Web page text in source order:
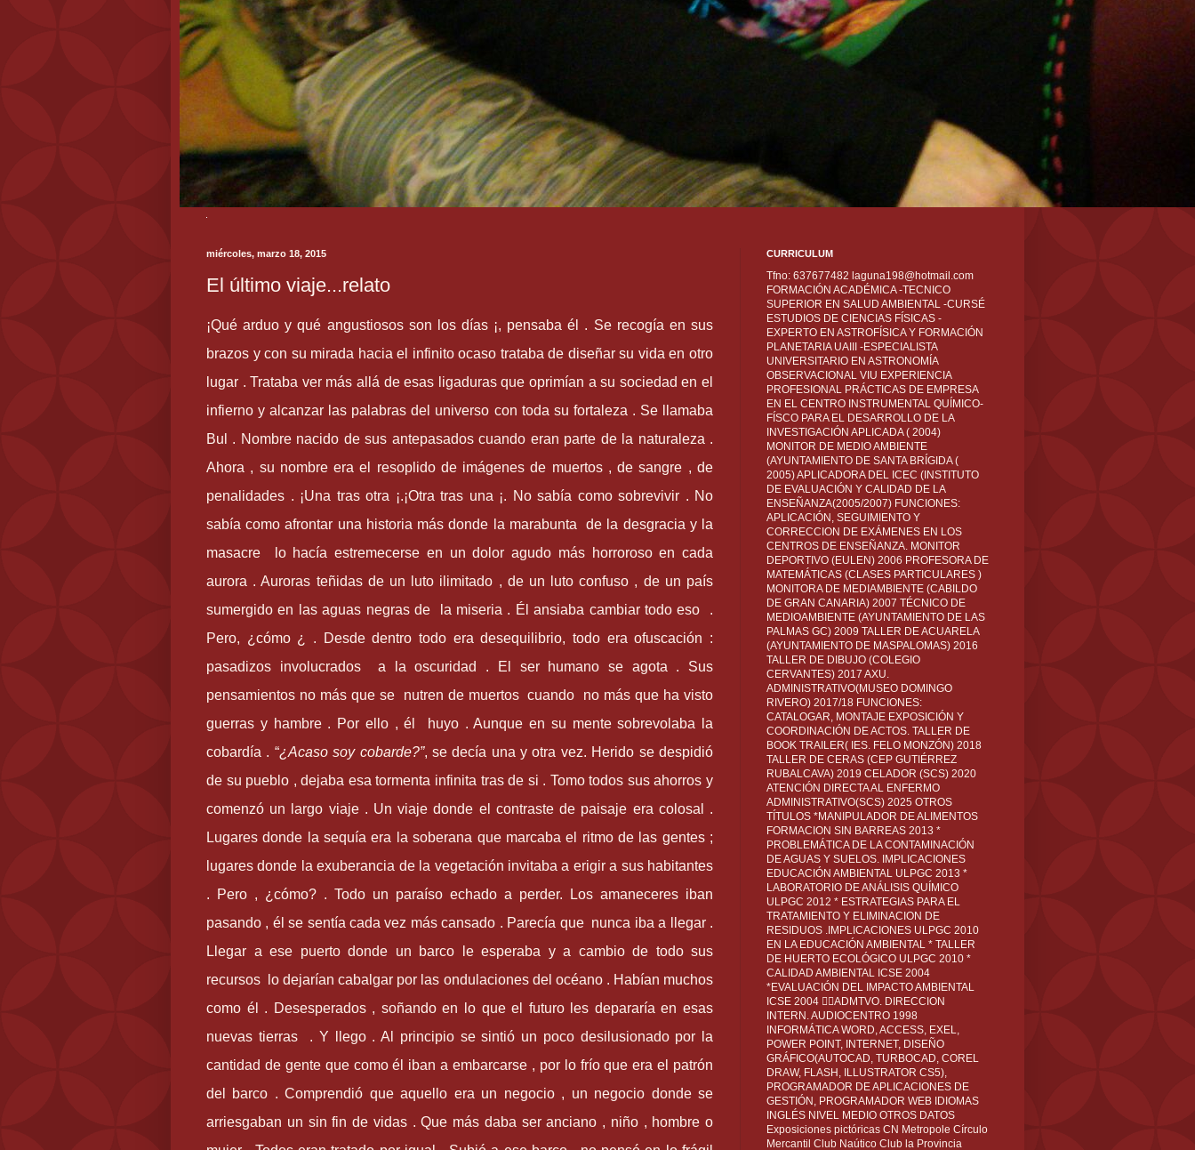
miércoles, marzo 18, 2015
El último viaje...relato
¡Qué arduo y qué angustiosos son los días ¡, pensaba él . Se recogía en sus
brazos y con su mirada hacia el infinito ocaso trataba de diseñar su vida en otro
lugar . Trataba ver más allá de esas ligaduras que oprimían a su sociedad en el
infierno y alcanzar las palabras del universo con toda su fortaleza . Se llamaba
Bul . Nombre nacido de sus antepasados cuando eran parte de la naturaleza .
Ahora , su nombre era el resoplido de imágenes de muertos , de sangre , de
penalidades . ¡Una tras otra ¡.¡Otra tras una ¡. No sabía como sobrevivir . No
sabía como afrontar una historia más donde la marabunta de la desgracia y la
masacre lo hacía estremecerse en un dolor agudo más horroroso en cada
aurora . Auroras teñidas de un luto ilimitado , de un luto confuso , de un país
sumergido en las aguas negras de la miseria . Él ansiaba cambiar todo eso .
Pero, ¿cómo ¿ . Desde dentro todo era desequilibrio, todo era ofuscación :
pasadizos involucrados a la oscuridad . El ser humano se agota . Sus
pensamientos no más que se nutren de muertos cuando no más que ha visto
guerras y hambre . Por ello , él huyo . Aunque en su mente sobrevolaba la
cobardía . “¿Acaso soy cobarde?”, se decía una y otra vez. Herido se despidió
de su pueblo , dejaba esa tormenta infinita tras de si . Tomo todos sus ahorros y
comenzó un largo viaje . Un viaje donde el contraste de paisaje era colosal .
Lugares donde la sequía era la soberana que marcaba el ritmo de las gentes ;
lugares donde la exuberancia de la vegetación invitaba a erigir a sus habitantes
. Pero , ¿cómo? . Todo un paraíso echado a perder. Los amaneceres iban
pasando , él se sentía cada vez más cansado . Parecía que nunca iba a llegar .
Llegar a ese puerto donde un barco le esperaba y a cambio de todo sus
recursos lo dejarían cabalgar por las ondulaciones del océano . Habían muchos
como él . Desesperados , soñando en lo que el futuro les depararía en esas
nuevas tierras . Y llego . Al principio se sintió un poco desilusionado por la
cantidad de gente que como él iban a embarcarse , por lo frío que era el patrón
del barco . Comprendió que aquello era un negocio , un negocio donde se
arriesgaban un sin fin de vidas . Que más daba ser anciano , niño , hombre o
CURRICULUM
Tfno: 637677482 laguna198@hotmail.com
FORMACIÓN ACADÉMICA -TECNICO
SUPERIOR EN SALUD AMBIENTAL -CURSÉ
ESTUDIOS DE CIENCIAS FÍSICAS -
EXPERTO EN ASTROFÍSICA Y FORMACIÓN
PLANETARIA UAIII -ESPECIALISTA
UNIVERSITARIO EN ASTRONOMÍA
OBSERVACIONAL VIU EXPERIENCIA
PROFESIONAL PRÁCTICAS DE EMPRESA
EN EL CENTRO INSTRUMENTAL QUÍMICO-
FÍSCO PARA EL DESARROLLO DE LA
INVESTIGACIÓN APLICADA ( 2004)
MONITOR DE MEDIO AMBIENTE
(AYUNTAMIENTO DE SANTA BRÍGIDA (
2005) APLICADORA DEL ICEC (INSTITUTO
DE EVALUACIÓN Y CALIDAD DE LA
ENSEÑANZA(2005/2007) FUNCIONES:
APLICACIÓN, SEGUIMIENTO Y
CORRECCION DE EXÁMENES EN LOS
CENTROS DE ENSEÑANZA. MONITOR
DEPORTIVO (EULEN) 2006 PROFESORA DE
MATEMÁTICAS (CLASES PARTICULARES )
MONITORA DE MEDIAMBIENTE (CABILDO
DE GRAN CANARIA) 2007 TÉCNICO DE
MEDIOAMBIENTE (AYUNTAMIENTO DE LAS
PALMAS GC) 2009 TALLER DE ACUARELA
(AYUNTAMIENTO DE MASPALOMAS) 2016
TALLER DE DIBUJO (COLEGIO
CERVANTES) 2017 AXU.
ADMINISTRATIVO(MUSEO DOMINGO
RIVERO) 2017/18 FUNCIONES:
CATALOGAR, MONTAJE EXPOSICIÓN Y
COORDINACIÓN DE ACTOS. TALLER DE
BOOK TRAILER( IES. FELO MONZÓN) 2018
TALLER DE CERAS (CEP GUTIÉRREZ
RUBALCAVA) 2019 CELADOR (SCS) 2020
ATENCIÓN DIRECTA AL ENFERMO
ADMINISTRATIVO(SCS) 2025 OTROS
TÍTULOS *MANIPULADOR DE ALIMENTOS
FORMACION SIN BARREAS 2013 *
PROBLEMÁTICA DE LA CONTAMINACIÓN
DE AGUAS Y SUELOS. IMPLICACIONES
EDUCACIÓN AMBIENTAL ULPGC 2013 *
LABORATORIO DE ANÁLISIS QUÍMICO
ULPGC 2012 * ESTRATEGIAS PARA EL
TRATAMIENTO Y ELIMINACION DE
RESIDUOS .IMPLICACIONES ULPGC 2010
EN LA EDUCACIÓN AMBIENTAL * TALLER
DE HUERTO ECOLÓGICO ULPGC 2010 *
CALIDAD AMBIENTAL ICSE 2004
*EVALUACIÓN DEL IMPACTO AMBIENTAL
ICSE 2004 ADMTVO. DIRECCION
INTERN. AUDIOCENTRO 1998
INFORMÁTICA WORD, ACCESS, EXEL,
POWER POINT, INTERNET, DISEÑO
GRÁFICO(AUTOCAD, TURBOCAD, COREL
DRAW, FLASH, ILLUSTRATOR CS5),
PROGRAMADOR DE APLICACIONES DE
GESTIÓN, PROGRAMADOR WEB IDIOMAS
INGLÉS NIVEL MEDIO OTROS DATOS
Exposiciones pictóricas CN Metropole Círculo
Mercantil Club Naútico Club la Provincia